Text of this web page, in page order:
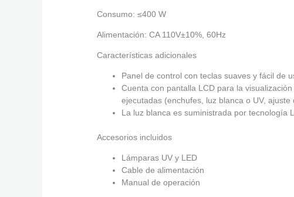
Consumo: ≤400 W
Alimentación: CA 110V±10%, 60Hz
Características adicionales
Panel de control con teclas suaves y fácil de
Cuenta con pantalla LCD para la
ejecutadas (enchufes, luz blanca o UV,
La luz blanca es suministrada por tecnología
Accesorios incluidos
Lámparas UV y LED
Cable de alimentación
Manual de operación